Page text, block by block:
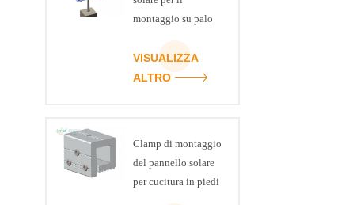
montaggio su palo
VISUALIZZA
ALTRO
Clamp di montaggio
del pannello solare
per cucitura in piedi